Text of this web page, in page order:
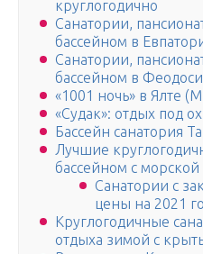
круглогодично
Санатории,
бассейном в
Санатории,
бассейном в
«1001 ночь» в Ялте
«Судак»: отдых под
Бассейн санатория
Лучшие
бассейном с морской
Санатории с
цены на 2021
Круглогодичные
отдыха зимой с